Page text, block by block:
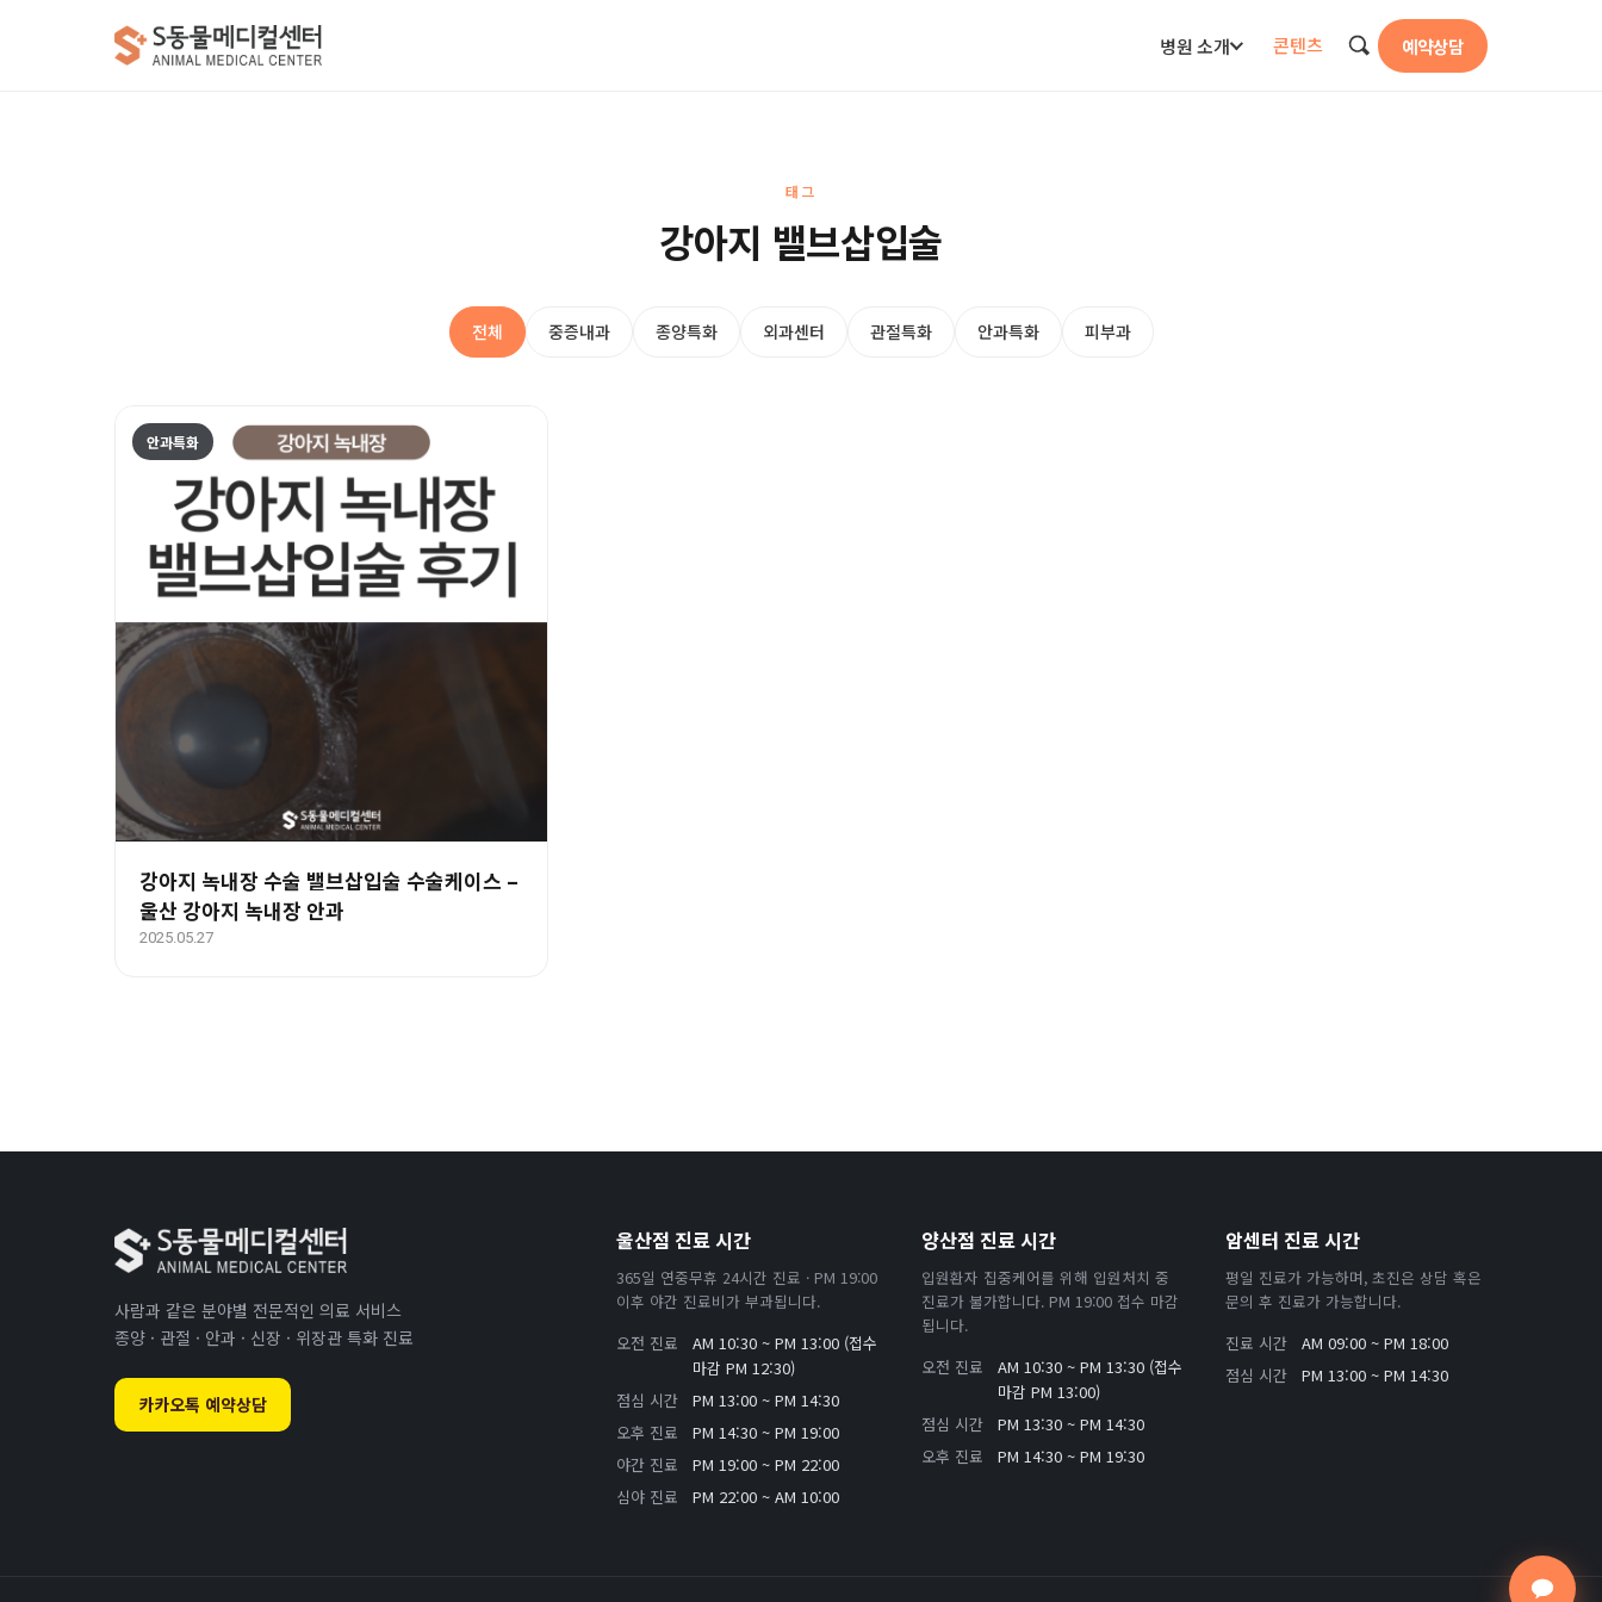
병원 소개 콘텐츠 예약상담
태그
강아지 밸브삽입술
전체 중증내과 종양특화 외과센터 관절특화 안과특화 피부과
안과특화
강아지 녹내장 수술 밸브삽입술 수술케이스 –
울산 강아지 녹내장 안과
2025.05.27
사람과 같은 분야별 전문적인 의료 서비스
종양 · 관절 · 안과 · 신장 · 위장관 특화 진료
카카오톡 예약상담
울산점 진료 시간
365일 연중무휴 24시간 진료 · PM 19:00
이후 야간 진료비가 부과됩니다.
오전 진료
AM 10:30 ~ PM 13:00 (접수
마감 PM 12:30)
점심 시간
PM 13:00 ~ PM 14:30
오후 진료
PM 14:30 ~ PM 19:00
야간 진료
PM 19:00 ~ PM 22:00
심야 진료
PM 22:00 ~ AM 10:00
양산점 진료 시간
입원환자 집중케어를 위해 입원처치 중
진료가 불가합니다. PM 19:00 접수 마감
됩니다.
오전 진료
AM 10:30 ~ PM 13:30 (접수
마감 PM 13:00)
점심 시간
PM 13:30 ~ PM 14:30
오후 진료
PM 14:30 ~ PM 19:30
암센터 진료 시간
평일 진료가 가능하며, 초진은 상담 혹은
문의 후 진료가 가능합니다.
진료 시간
AM 09:00 ~ PM 18:00
점심 시간
PM 13:00 ~ PM 14:30